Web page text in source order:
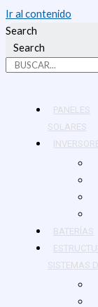
Ir al contenido
Search
Search
PANELES
SOLARES
BATERÍAS
SISTEMAS